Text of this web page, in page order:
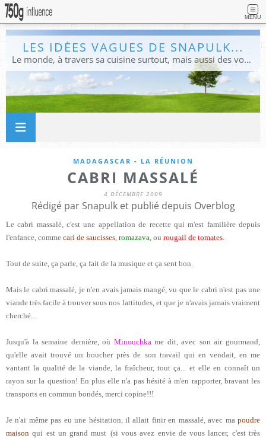
MENU
LES IDÉES VAGUES DE SNAPULK...
Le monde, à travers sa cuisine surtout, mais aussi des voyages, et des idées.
MADAGASCAR - LA RÉUNION
CABRI MASSALÉ
4 DÉCEMBRE 2009
Rédigé par Snapulk et publié depuis Overblog
Le cabri massalé, c'est une appellation de recette qui m'est familière depuis
l'enfance, comme cari de saucisses romazava , ou rougail de tomates
Tout de suite, ça parle, ça fait de la musique et ça sent bon.
Mais le cabri massalé, je n'en avais jamais mangé, vu que le cabri n'est pas une
viande très facile à trouver sous nos lattitudes, et que je n'avais jamais vraiment
cherché...
Jusqu'à la semaine dernière, où Minouchka me dit, avec son air gourmand,
qu'elle avait trouvé un boucher près de son travail qui en vendait, en me
vantant la qualité de la viande, la fraîcheur, tout ça... et elle en connaît un
rayon sur la question! En plus elle n'a pas hésité à m'en rapporter, bravant les
transports en commun bondés, merci copine!!!
Je n'ai même pas eu une hésitation, il allait finir en massalé, avec ma poudre
maison qui est un grand must (si vous avez envie de vous lancer, c'est très